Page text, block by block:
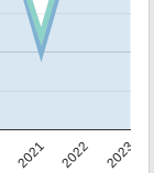
2021 2022 2023